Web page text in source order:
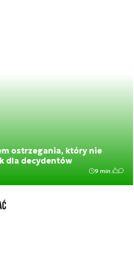
ostrzegania, który nie
dla decydentów
9 min.